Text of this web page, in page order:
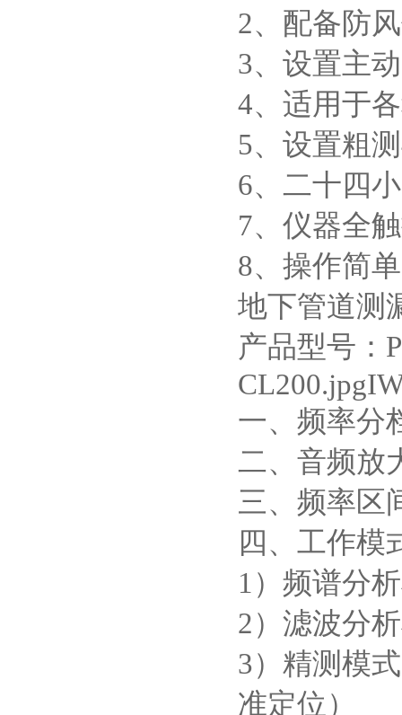
2、配备防
3、设置主
4、适用于
5、设置粗
6、二十四
7、仪器全
8、操作简
地下管道测
产品型号：
一、频率分
二、音频放
三、频率区
四、工作模
1）频谱分
2）滤波分
3）精测模
准定位）